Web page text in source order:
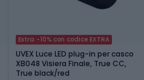
Extra -10% con codice EXTRA
UVEX Luce LED plug-in per casco
XB048 Visiera Finale, True CC,
True black/red